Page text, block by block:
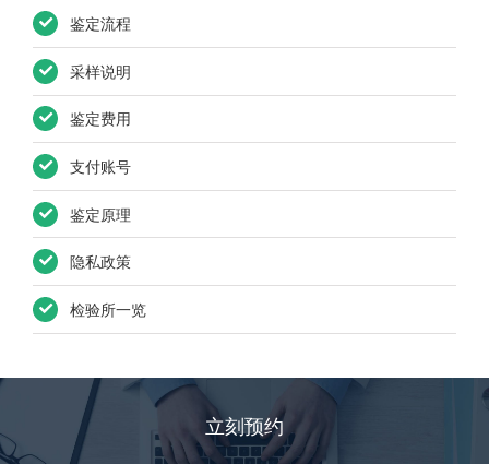
鉴定流程
采样说明
鉴定费用
支付账号
鉴定原理
隐私政策
检验所一览
立刻预约